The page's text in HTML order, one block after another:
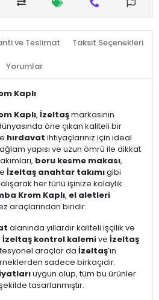
ve Teslimat Taksit Seçenekleri
Yorumlar
Kaplı
Kaplı, İzeltaşmarkasının
öne çıkan kaliteli bir
hırdavat ihtiyaçlarınız için ideal
yapısı ve uzun ömrü ile dikkat
boru kesme makası,
İzeltaş anahtar takımıgibi
her türlü işinize kolaylık
Krom Kaplı, el aletleri
araçlarından biridir.
alanında yıllardır kaliteli işçilik ve
İzeltaş kontrol kalemive İzeltaş
araçlar da İzeltaş’ın
sadece birkaçıdır.
uygun olup, tüm bu ürünler
tasarlanmıştır.